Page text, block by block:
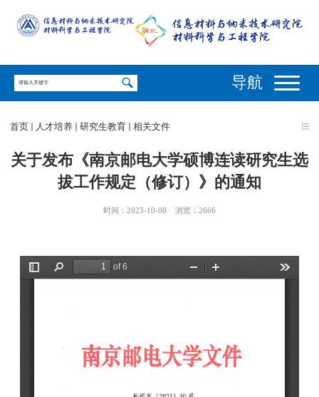
导航
首页 人才培养 研究生教育 相关文件
关于发布《南京邮电大学硕博连读研究生选
拔工作规定（修订）》的通知
时间：2023-10-08 浏览： 2666